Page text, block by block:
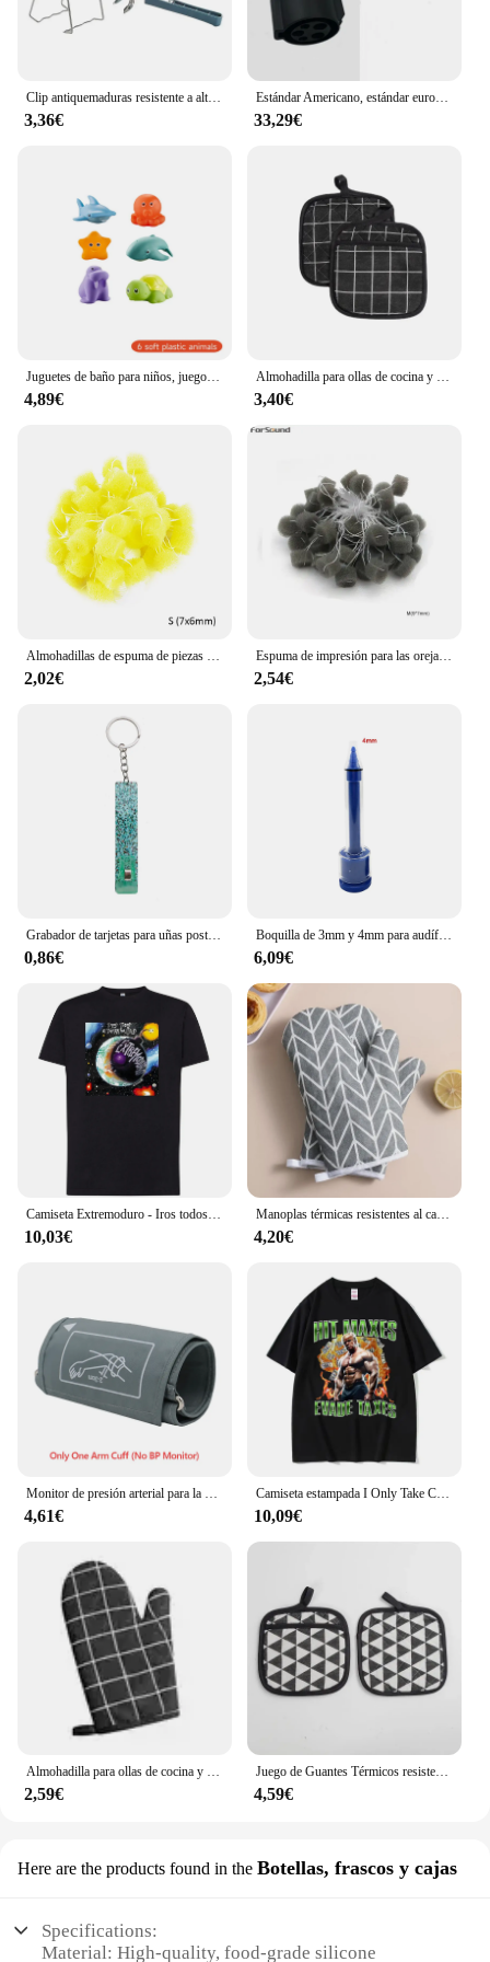
Clip antiquemaduras resistente a altas temperaturas, antideslizante, conveniente para sacar y prevenir quemaduras en las manos
3,36€
Estándar Americano, estándar europeo, J1772Type1, nueva pila de carga de energía para llevar electricidad, enchufe de conversión de 220V
33,29€
Juguetes de baño para niños, juego de atrapar peces, remo, piscina interactiva para padres e hijos, juguetes para bebés
4,89€
Almohadilla para ollas de cocina y guantes para horno, juego de manoplas térmicas resistentes al calor, anticalor, para cocinar ollas calientes, 2 uds.
3,40€
2,02€
Espuma de impresión para las orejas, 50 piezas
2,54€
0,86€
Boquilla de 3mm y 4mm para audífono, jeringa de impresión CIC profesional
6,09€
10,03€
Manoplas térmicas resistentes al calor para ollas calientes, guantes de cocina, almohadilla para agarraderas y estufa, 1 par
4,20€
4,61€
Camiseta estampada I Only Take Creatine para hombre, ropa de calle informal de gran tamaño, de alta calidad, a la moda
10,09€
Almohadilla para ollas de cocina y guantes para horno, juego de manoplas térmicas resistentes al calor, anticalor, para cocinar ollas calientes, 1 ud.
2,59€
Juego de Guantes Térmicos resistentes al calor para cocina, almohadillas para ollas calientes, guantes para hornear, 2 unidades
4,59€
Here are the products found in the Botellas, frascos y cajas
Specifications:
Material: High-quality, food-grade silicone